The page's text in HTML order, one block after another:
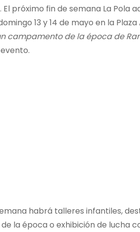
próximo fin de semana La Pola
13 y 14 de mayo en la
campamento de la época de
habrá talleres infantiles,
la época o exhibición de lucha